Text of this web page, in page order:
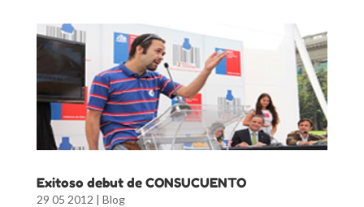
Exitoso debut de CONSUCUENTO
29 05 2012 | Blog